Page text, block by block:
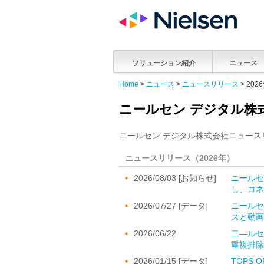
ソリューション紹介 ニュース
Home > ニュース > ニュースリリース > 2026
ニールセン デジタル株
ニールセン デジタル株式会社ニュー
ニュースリリース（2026年）
2026/08/03 [お知らせ]
ニール
し、コ
2026/07/27 [データ]
ニール
スと動
2026/06/22
二―ルセ
重複排
2026/01/15 [データ]
TOPS